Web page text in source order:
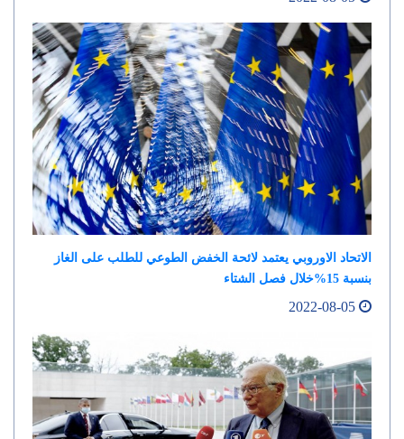
الاتحاد الاوروبي يعتمد لائحة الخفض الطوعي للطلب على الغاز
بنسبة 15%خلال فصل الشتاء